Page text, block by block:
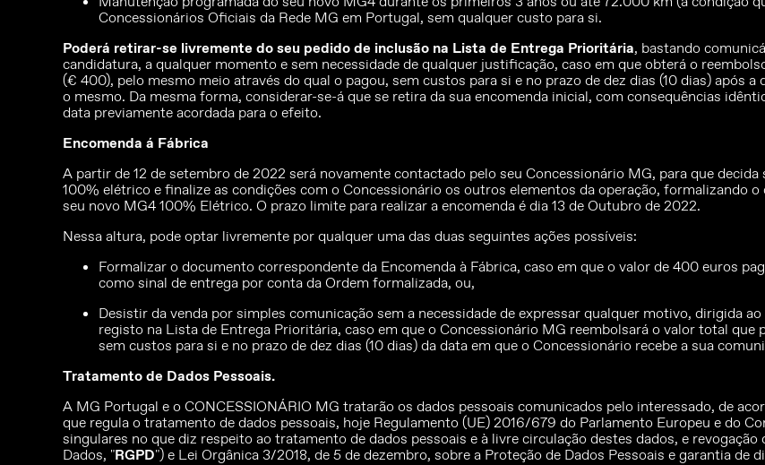
Concessionários Oficiais da Rede MG em Portugal, sem qualquer custo para si.
Poderá retirar-se livremente do seu pedido de inclusão na Lista de Entrega Prioritária, bastando
candidatura, a qualquer momento e sem necessidade de qualquer justificação, caso em que obterá o
(€ 400), pelo mesmo meio através do qual o pagou, sem custos para si e no prazo de dez dias (10 dias) após
o mesmo. Da mesma forma, considerar-se-á que se retira da sua encomenda inicial, com consequências
data previamente acordada para o efeito.
Encomenda á Fábrica
A partir de 12 de setembro de 2022 será novamente contactado pelo seu Concessionário MG, para que
100% elétrico e finalize as condições com o Concessionário os outros elementos da operação, formalizando
seu novo MG4 100% Elétrico. O prazo limite para realizar a encomenda é dia 13 de Outubro de 2022.
Nessa altura, pode optar livremente por qualquer uma das duas seguintes ações possíveis:
Formalizar o documento correspondente da Encomenda à Fábrica, caso em que o valor de 400 euros
como sinal de entrega por conta da Ordem formalizada, ou,
Desistir da venda por simples comunicação sem a necessidade de expressar qualquer motivo, dirigida
registo na Lista de Entrega Prioritária, caso em que o Concessionário MG reembolsará o valor total
sem custos para si e no prazo de dez dias (10 dias) da data em que o Concessionário recebe a sua
Tratamento de Dados Pessoais.
A MG Portugal e o CONCESSIONÁRIO MG tratarão os dados pessoais comunicados pelo interessado, de
que regula o tratamento de dados pessoais, hoje Regulamento (UE) 2016/679 do Parlamento Europeu e do
singulares no que diz respeito ao tratamento de dados pessoais e à livre circulação destes dados, e
Dados, "RGPD") e Lei Orgânica 3/2018, de 5 de dezembro, sobre a Proteção de Dados Pessoais e garantia de